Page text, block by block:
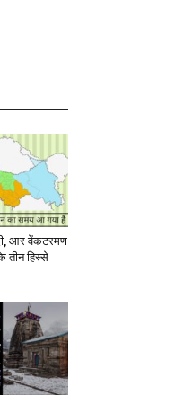
आर वेंकटरमण
तीन हिस्से